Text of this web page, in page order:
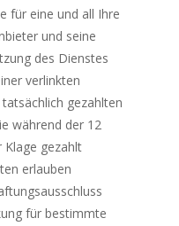
für eine und all Ihre
und seine
des Dienstes
verlinkten
gezahlten
während der 12
gezahlt
erlauben
für bestimmte